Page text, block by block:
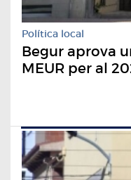
Política local
Begur aprova
MEUR per al